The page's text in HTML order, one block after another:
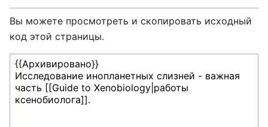
Вы можете просмотреть и скопировать исходный
код этой страницы.